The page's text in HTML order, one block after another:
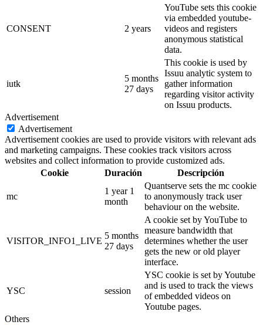
CONSENT 2 years
YouTube sets this cookie
via embedded youtube-
videos and registers
anonymous statistical
data.
iutk
5 months
27 days
This cookie is used by
Issuu analytic system to
gather information
regarding visitor activity
on Issuu products.
Advertisement
Advertisement
Advertisement cookies are used to provide visitors with relevant ads
and marketing campaigns. These cookies track visitors across
websites and collect information to provide customized ads.
Cookie
Duración Descripción
mc
1 year 1
month
Quantserve sets the mc cookie
to anonymously track user
behaviour on the website.
VISITOR_INFO1_LIVE
5 months
27 days
A cookie set by YouTube to
measure bandwidth that
determines whether the user
gets the new or old player
interface.
YSC session
YSC cookie is set by Youtube
and is used to track the views
of embedded videos on
Youtube pages.
Others